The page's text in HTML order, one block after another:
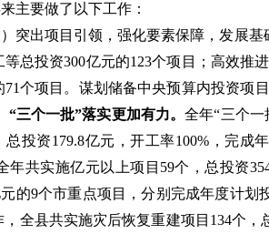
主要做了以下工作：
）突出项目引领，强化要素保障，发展
等总投资300亿元的123个项目；高效推
个项目。 谋划储备中央预算内投资项目
“三个一批”落实更加有力。全年“三个一
总投资179.8亿元，开工率100%，完成
年共实施亿元以上项目59个，总投资
元的9个市重点项目
，分别完成年度计划
全县共实施灾后恢复重建项目 134个，